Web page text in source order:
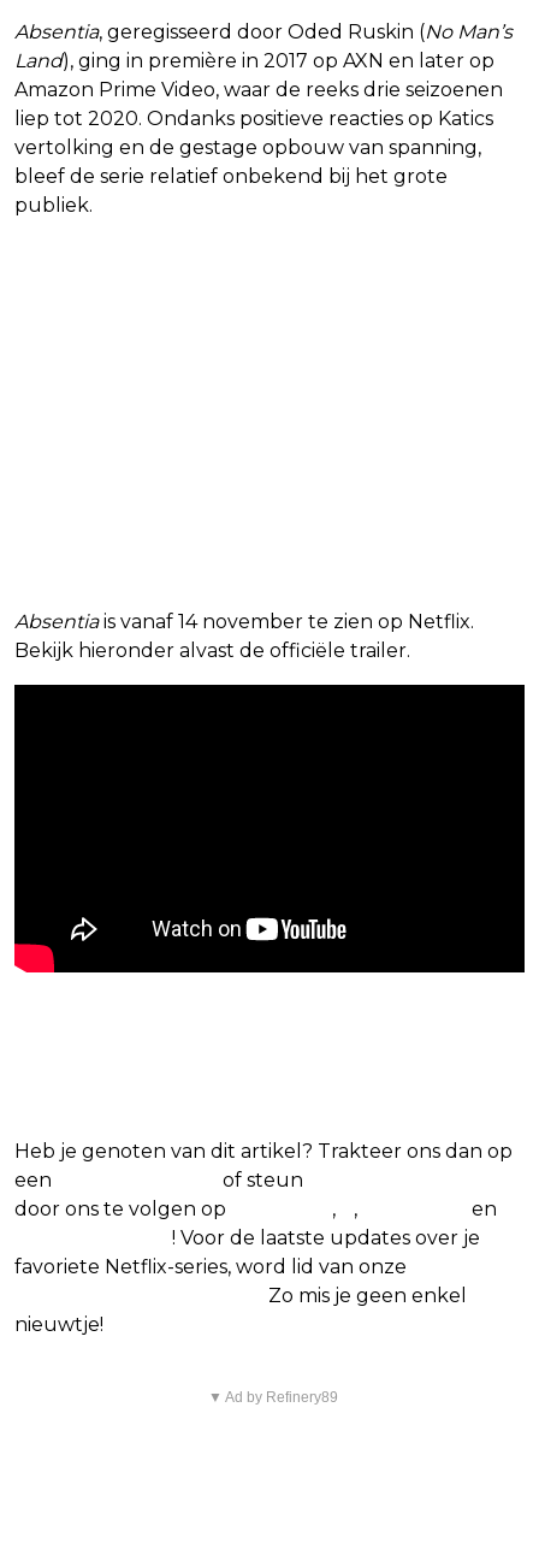
Absentia, geregisseerd door Oded Ruskin (No Man’s
Land), ging in première in 2017 op AXN en later op
Amazon Prime Video, waar de reeks drie seizoenen
liep tot 2020. Ondanks positieve reacties op Katics
vertolking en de gestage opbouw van spanning,
bleef de serie relatief onbekend bij het grote
publiek.
Absentiais vanaf 14 november te zien op Netflix.
Bekijk hieronder alvast de officiële trailer.
Heb je genoten van dit artikel? Trakteer ons dan op
een
of steun
door ons te volgen op
, ,
en
! Voor de laatste updates over je
favoriete Netflix-series, word lid van onze
Zo mis je geen enkel
nieuwtje!
▼ Ad by Refinery89